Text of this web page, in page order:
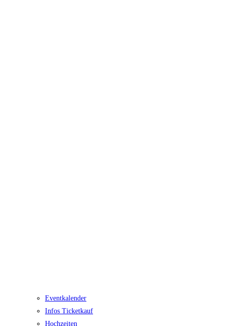
Eventkalender
Infos Ticketkauf
Hochzeiten